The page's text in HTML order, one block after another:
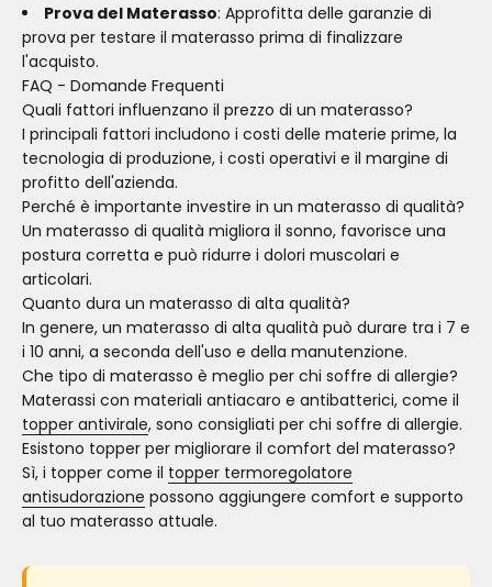
Prova del Materasso: Approfitta delle garanzie di
prova per testare il materasso prima di finalizzare
l'acquisto.
FAQ - Domande Frequenti
Quali fattori influenzano il prezzo di un materasso?
I principali fattori includono i costi delle materie prime, la
tecnologia di produzione, i costi operativi e il margine di
profitto dell'azienda.
Perché è importante investire in un materasso di qualità?
Un materasso di qualità migliora il sonno, favorisce una
postura corretta e può ridurre i dolori muscolari e
articolari.
Quanto dura un materasso di alta qualità?
In genere, un materasso di alta qualità può durare tra i 7 e
i 10 anni, a seconda dell'uso e della manutenzione.
Che tipo di materasso è meglio per chi soffre di allergie?
Materassi con materiali antiacaro e antibatterici, come il
topper antivirale, sono consigliati per chi soffre di allergie.
Esistono topper per migliorare il comfort del materasso?
Sì, i topper come il topper termoregolatore
antisudorazione possono aggiungere comfort e supporto
al tuo materasso attuale.